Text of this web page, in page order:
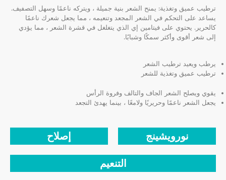
ترطيب عميق وتغذية: يمنح الشعر بنية جميلة ، ويتركه ناعمًا وسهل التصفيف.
يساعد على التحكم في الشعر المجعد وتنعيمه ، مما يجعل شعرك ناعمًا
كالحرير. يحتوي على فيتامين إي الذي يتغلغل في قشرة الشعر ، مما يؤدي
إلى شعر أقوى وأكثر سمكًا وشبابًا.
يرطب ويعيد ترطيب الشعر
ترطيب عميق وتغذية للشعر
يقوي ويصلح الشعر الجاف والتالف وفروة الرأس
يجعل الشعر ناعمًا وحريريًا ولامعًا ، بينما يهدئ التجعد
نورويشينج إصلاح
التنعيم